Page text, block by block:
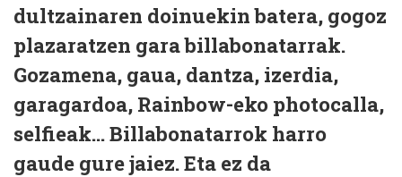
dultzainaren doinuekin batera, gogoz
plazaratzen gara billabonatarrak.
Gozamena, gaua, dantza, izerdia,
garagardoa, Rainbow-eko photocalla,
selfieak… Billabonatarrok harro
gaude gure jaiez. Eta ez da